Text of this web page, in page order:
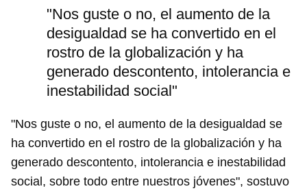
"Nos guste o no, el aumento de la
desigualdad se ha convertido en el
rostro de la globalización y ha
generado descontento, intolerancia e
inestabilidad social"
"Nos guste o no, el aumento de la desigualdad se
ha convertido en el rostro de la globalización y ha
generado descontento, intolerancia e inestabilidad
social, sobre todo entre nuestros jóvenes", sostuvo